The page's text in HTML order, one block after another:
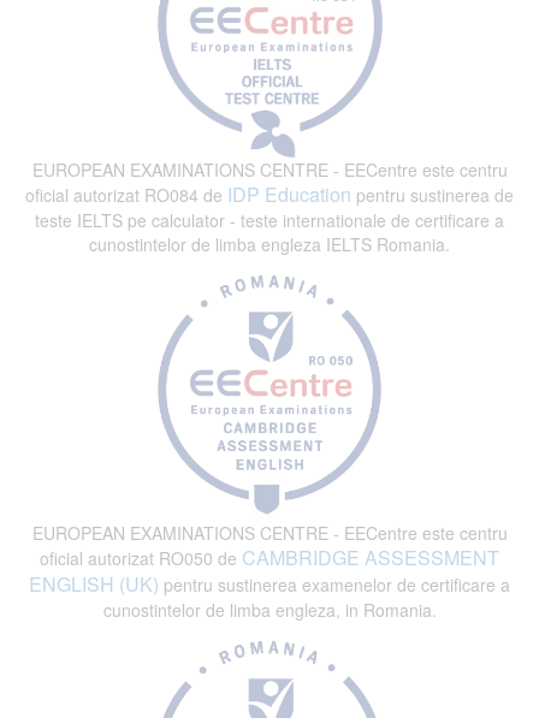
EUROPEAN EXAMINATIONS CENTRE - EECentre este centru
oficial autorizat RO084 de IDP Education pentru sustinerea de
teste IELTS pe calculator - teste internationale de certificare a
cunostintelor de limba engleza IELTS Romania.
EUROPEAN EXAMINATIONS CENTRE - EECentre este centru
oficial autorizat RO050 de CAMBRIDGE ASSESSMENT
ENGLISH (UK) pentru sustinerea examenelor de certificare a
cunostintelor de limba engleza, in Romania.